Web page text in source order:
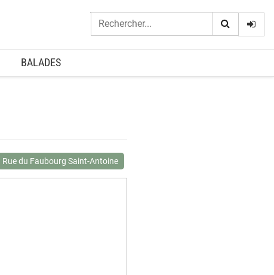
BALADES
Rue du Faubourg Saint-Antoine